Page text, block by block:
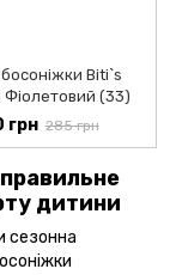
босоніжки Biti`s
Фіолетовий (33)
грн 285 грн
дитини
сезонна